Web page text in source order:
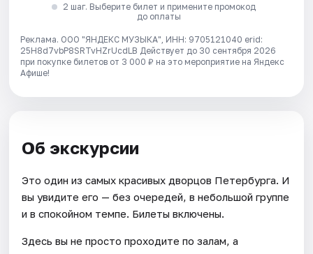
2 шаг. Выберите билет и примените промокод
до оплаты
Реклама. ООО "ЯНДЕКС МУЗЫКА", ИНН: 9705121040 erid:
25H8d7vbP8SRTvHZrUcdLB Действует до 30 сентября 2026
при покупке билетов от 3 000 ₽ на это мероприятие на Яндекс
Афише!
Об экскурсии
Это один из самых красивых дворцов Петербурга. И
вы увидите его — без очередей, в небольшой группе
и в спокойном темпе. Билеты включены.
Здесь вы не просто проходите по залам, а